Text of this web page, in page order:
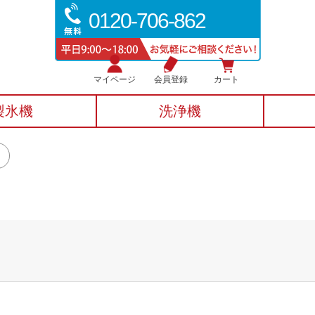
0120-706-862
マイページ 会員登録 カート
氷機 洗浄機